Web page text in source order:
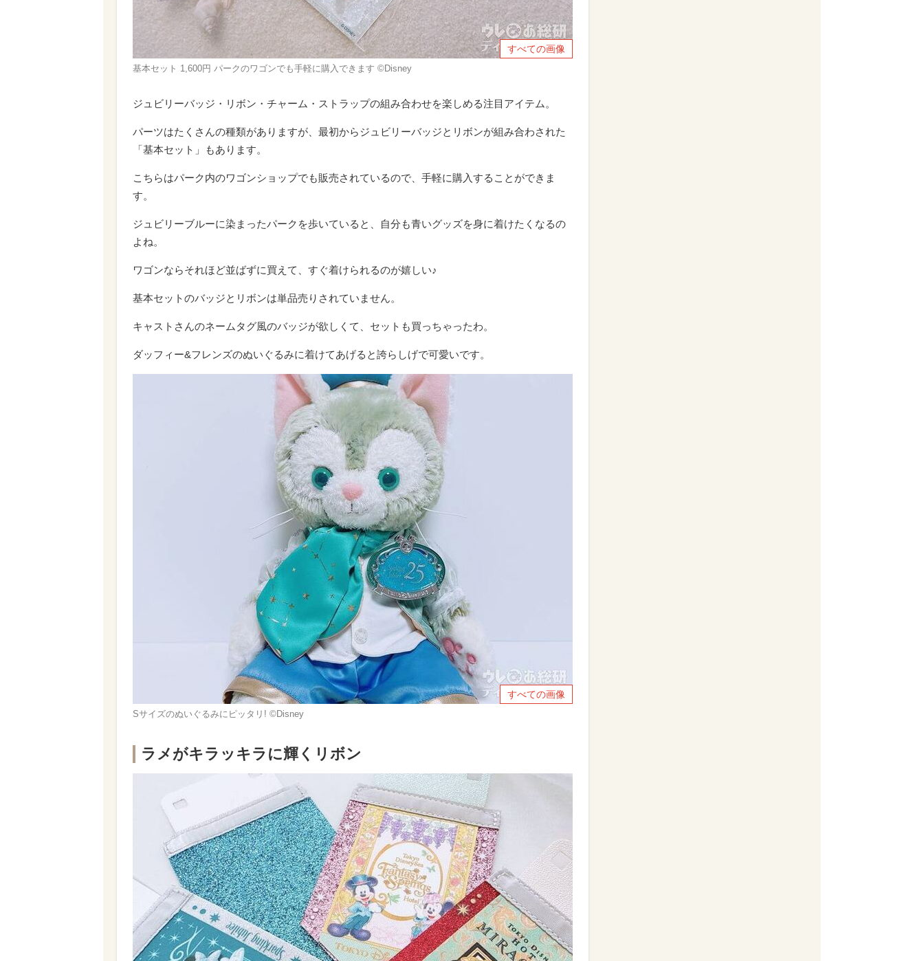
すべての画像
基本セット 1,600円 パークのワゴンでも手軽に購入できます ©Disney
ジュビリーバッジ・リボン・チャーム・ストラップの組み合わせを楽しめる注目アイテム。
パーツはたくさんの種類がありますが、最初からジュビリーバッジとリボンが組み合わされた
「基本セット」もあります。
こちらはパーク内のワゴンショップでも販売されているので、手軽に購入することができま
す。
ジュビリーブルーに染まったパークを歩いていると、自分も青いグッズを身に着けたくなるの
よね。
ワゴンならそれほど並ばずに買えて、すぐ着けられるのが嬉しい♪
基本セットのバッジとリボンは単品売りされていません。
キャストさんのネームタグ風のバッジが欲しくて、セットも買っちゃったわ。
ダッフィー&フレンズのぬいぐるみに着けてあげると誇らしげで可愛いです。
すべての画像
Sサイズのぬいぐるみにピッタリ! ©Disney
ラメがキラッキラに輝くリボン